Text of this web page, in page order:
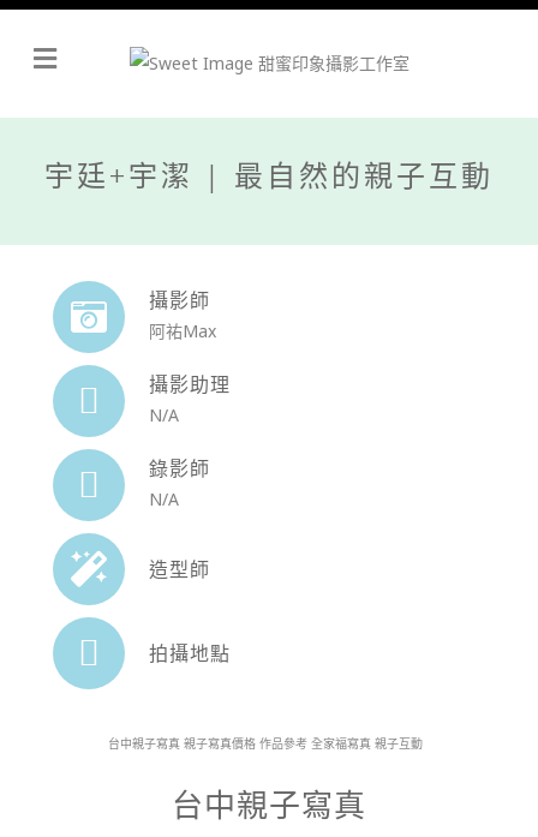
Menu
宇廷+宇潔 | 最自然的親子互動
攝影師
阿祐Max
攝影助理
N/A
錄影師
N/A
造型師
拍攝地點
台中親子寫真 親子寫真價格 作品參考 全家福寫真 親子互動
台中親子寫真